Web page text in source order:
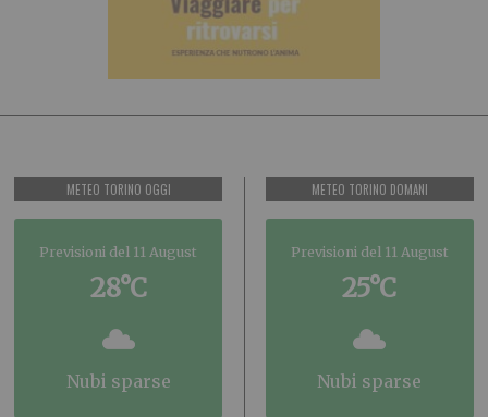
METEO TORINO OGGI
Previsioni del 11 August
28°C
nubi sparse
METEO TORINO DOMANI
Previsioni del 11 August
25°C
nubi sparse